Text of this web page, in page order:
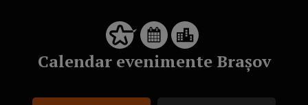
Calendar evenimente Brașov